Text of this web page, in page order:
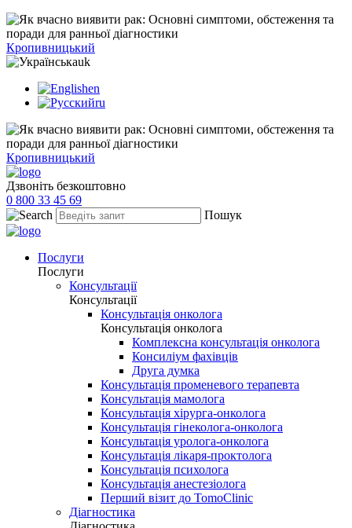
Кропивницький
uk
en
ru
Кропивницький
Дзвоніть безкоштовно
0 800 33 45 69
Пошук
Послуги
Послуги
Консультації
Консультації
Консультація онколога
Консультація онколога
Комплексна консультація онколога
Консиліум фахівців
Друга думка
Консультація променевого терапевта
Консультація мамолога
Консультація хірурга-онколога
Консультація гінеколога-онколога
Консультація уролога-онколога
Консультація лікаря-проктолога
Консультація психолога
Консультація анестезіолога
Перший візит до TomoClinic
Діагностика